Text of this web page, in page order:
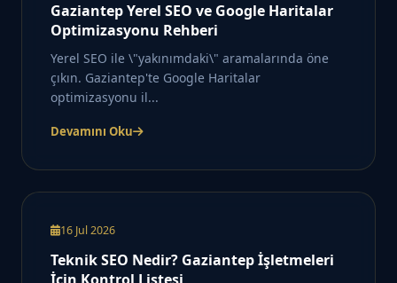
Gaziantep Yerel SEO ve Google Haritalar
Optimizasyonu Rehberi
Yerel SEO ile \"yakınımdaki\" aramalarında öne
çıkın. Gaziantep'te Google Haritalar
optimizasyonu il...
Devamını Oku
16 Jul 2026
Teknik SEO Nedir? Gaziantep İşletmeleri